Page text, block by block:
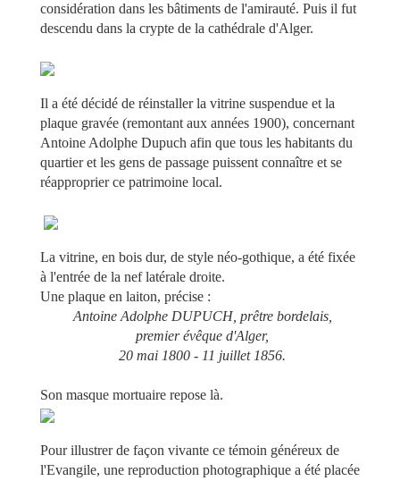
considération dans les bâtiments de l'amirauté. Puis il fut
descendu dans la crypte de la cathédrale d'Alger.
Il a été décidé de réinstaller la vitrine suspendue et la
plaque gravée (remontant aux années 1900), concernant
Antoine Adolphe Dupuch afin que tous les habitants du
quartier et les gens de passage puissent connaître et se
réapproprier ce patrimoine local.
La vitrine, en bois dur, de style néo-gothique, a été fixée
à l'entrée de la nef latérale droite.
Une plaque en laiton, précise :
Antoine Adolphe DUPUCH, prêtre bordelais,
premier évêque d'Alger,
20 mai 1800 - 11 juillet 1856.
Son masque mortuaire repose là.
Pour illustrer de façon vivante ce témoin généreux de
l'Evangile, une reproduction photographique a été placée